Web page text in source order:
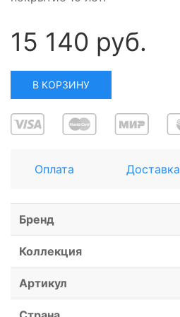
15 140 руб.
В КОРЗИНУ
Оплата Доставка
Бренд
Коллекция
Артикул